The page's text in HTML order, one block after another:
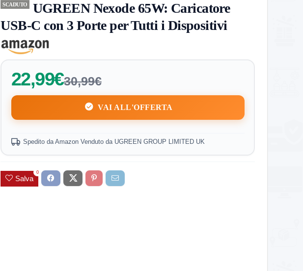
SCADUTO
UGREEN Nexode 65W: Caricatore
USB-C con 3 Porte per Tutti i Dispositivi
22,99€30,99€
VAI ALL'OFFERTA
Spedito da Amazon Venduto da UGREEN GROUP LIMITED UK
Salva
0